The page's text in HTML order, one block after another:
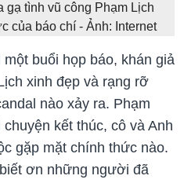
gạ tình vũ công Phạm Lịch
của báo chí - Ảnh: Internet
buổi họp báo, khán giả
xinh đẹp và rạng rỡ
nào xảy ra. Phạm
kết thúc, cô và Anh
gặp mặt chính thức nào.
ơn những người đã